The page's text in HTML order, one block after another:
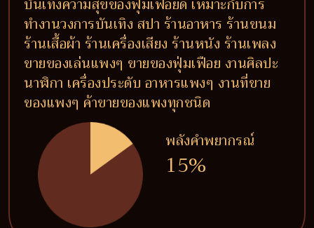
ทำงานวงการบันเทิง สปา ร้านอาหาร ร้านขนม
ร้านเสื้อผ้า ร้านเครื่องเสียง ร้านหนัง ร้านเพลง
ขายของเล่นแพงๆ ขายของฟุ่มเฟือย งานศิลปะ
นาฬิกา เครื่องประดับ อาหารแพงๆ งานที่ขาย
ของแพงๆ ค้าขายของแพงทุกชนิด
พลังคำพยากรณ์
15%